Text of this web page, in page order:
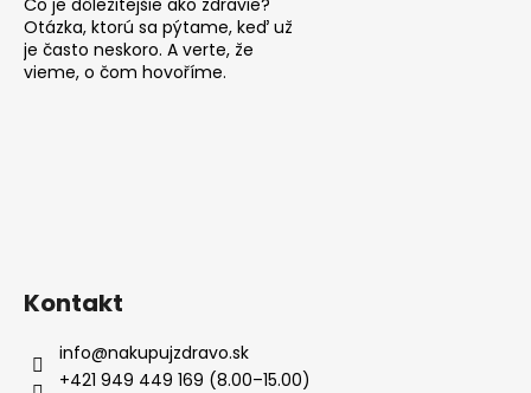
Otázka, ktorú sa pýtame, keď už
je často neskoro. A verte, že
vieme, o čom hovoříme.
Kontakt
info@nakupujzdravo.sk
+421 949 449 169 (8.00–15.00)